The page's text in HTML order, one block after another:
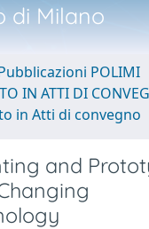
di Milano
POLIMI
IN ATTI DI
in Atti di convegno
and